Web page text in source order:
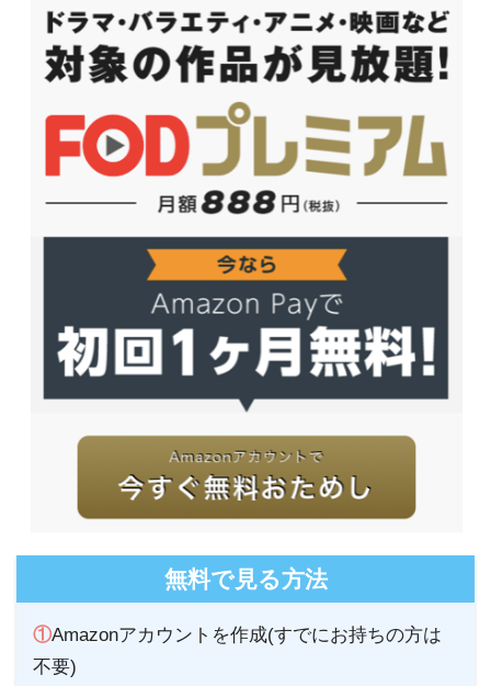
無料で見る方法
①Amazonアカウントを作成(すでにお持ちの方は
不要)